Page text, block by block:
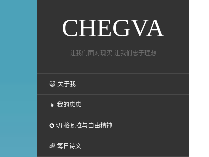
CHEGVA
让我们面对现实 让我们忠于理想
😺 关于我
👧 我的崽崽
✪ 切·格瓦拉与自由精神
🌈 每日诗文